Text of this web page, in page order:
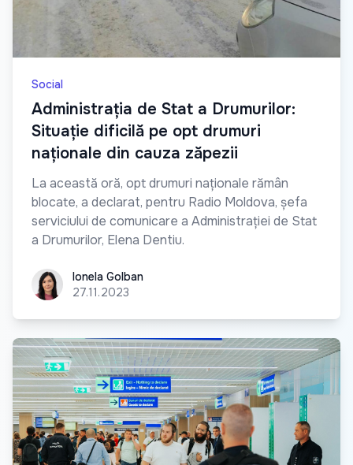
Social
Administrația de Stat a Drumurilor:
Situație dificilă pe opt drumuri
naționale din cauza zăpezii
La această oră, opt drumuri naționale rămân
blocate, a declarat, pentru Radio Moldova, șefa
serviciului de comunicare a Administrației de Stat
a Drumurilor, Elena Dentiu.
Ionela GolbanIonela Golban
27.11.2023